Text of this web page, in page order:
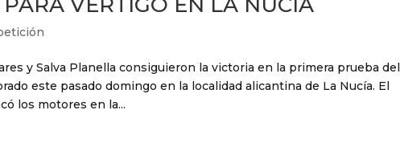
y Salva Planella consiguieron la victoria en la primera prueba del
este pasado domingo en la localidad alicantina de La Nucía. El
los motores en la...